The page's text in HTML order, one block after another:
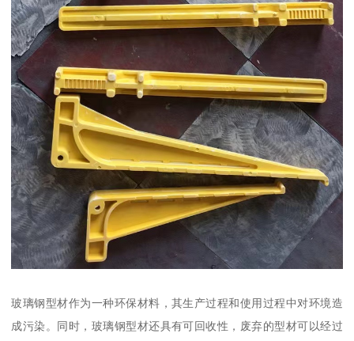
玻璃钢型材作为一种环保材料，其生产过程和使用过程中对环境造
成污染。同时，玻璃钢型材还具有可回收性，废弃的型材可以经过